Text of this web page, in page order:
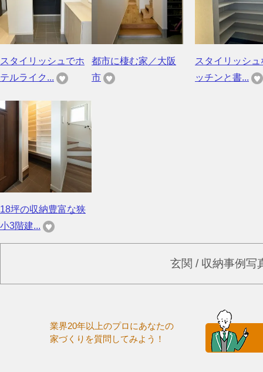
スタイリッシュでホ
テルライク...
都市に棲む家／大阪
市
スタイリッシュ
ッチンと書...
18坪の収納豊富な狭
小3階建...
玄関 / 収納事例写
業界20年以上のプロにあなたの
家づくりを質問してみよう！